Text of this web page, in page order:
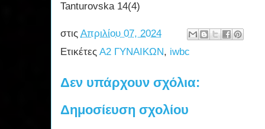
Tanturovska 14(4)
στις Απριλίου 07, 2024
Ετικέτες Α2 ΓΥΝΑΙΚΩΝ, iwbc
Δεν υπάρχουν σχόλια:
Δημοσίευση σχολίου